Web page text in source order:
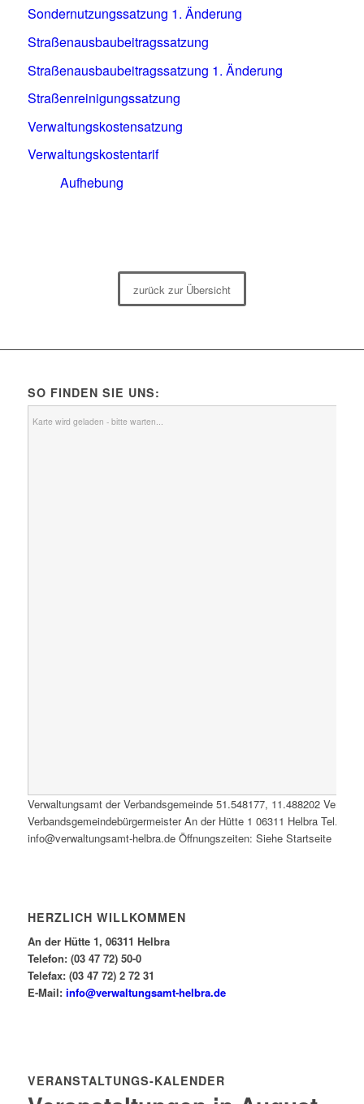
Sondernutzungssatzung 1. Änderung
Straßenausbaubeitragssatzung
Straßenausbaubeitragssatzung 1. Änderung
Straßenreinigungssatzung
Verwaltungskostensatzung
Verwaltungskostentarif
Aufhebung
zurück zur Übersicht
SO FINDEN SIE UNS:
Karte wird geladen - bitte warten...
Verwaltungsamt der Verbandsgemeinde 51.548177, 11.488202
Verbandsgemeindebürgermeister An der Hütte 1 06311 Helbra Tel.:
info@verwaltungsamt-helbra.de Öffnungszeiten: Siehe Startseite
HERZLICH WILLKOMMEN
An der Hütte 1, 06311 Helbra
Telefon: (03 47 72) 50-0
Telefax: (03 47 72) 2 72 31
E-Mail: info@verwaltungsamt-helbra.de
VERANSTALTUNGS-KALENDER